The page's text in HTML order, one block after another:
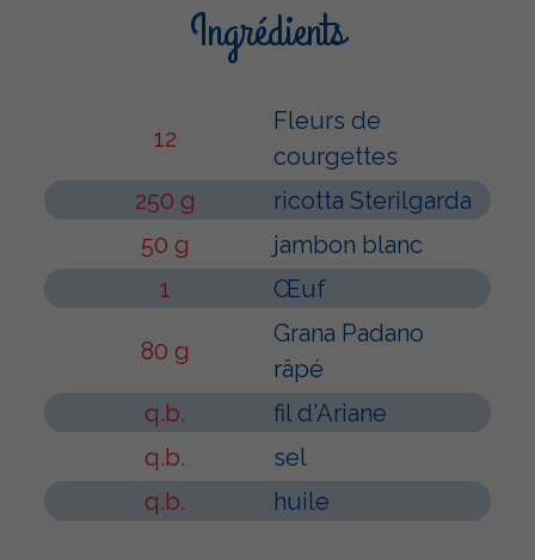
Ingrédients
12
Fleurs de
courgettes
250 g
ricotta Sterilgarda
50 g
jambon blanc
1
Œuf
80 g
Grana Padano
râpé
q.b.
fil d'Ariane
q.b.
sel
q.b.
huile